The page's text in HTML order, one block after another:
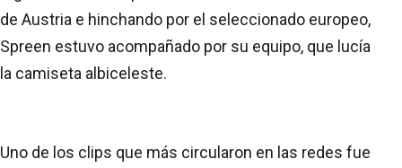
de Austria e hinchando por el seleccionado europeo,
Spreen estuvo acompañado por su equipo, que lucía
la camiseta albiceleste.
Uno de los clips que más circularon en las redes fue